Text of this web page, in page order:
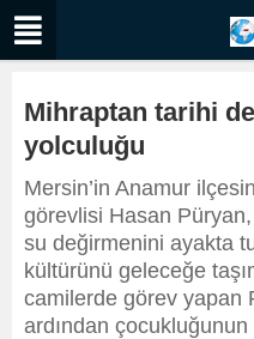
Mihraptan tarihi
yolculuğu
Mersin’in Anamur
görevlisi Hasan Püryan,
su değirmenini ayakta
kültürünü geleceğe
camilerde görev yapan
ardından